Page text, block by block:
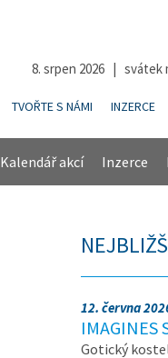
8. srpen 2026 | svátek
TVOŘTE S NÁMI INZERCE
Kalendář akcí Inzerce
12. června
IMAGINES
Gotický